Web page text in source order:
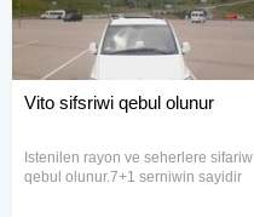
Vito sifsriwi qebul olunur
Istenilen rayon ve seherlere sifariw
qebul olunur.7+1 serniwin sayidir